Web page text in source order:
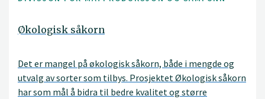
Økologisk såkorn
Det er mangel på økologisk såkorn, både i mengde og
utvalg av sorter som tilbys. Prosjektet Økologisk såkorn
har som mål å bidra til bedre kvalitet og større